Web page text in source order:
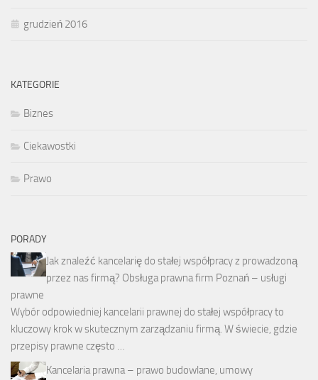
grudzień 2016
KATEGORIE
Biznes
Ciekawostki
Prawo
PORADY
Jak znaleźć kancelarię do stałej współpracy z prowadzoną
przez nas firmą? Obsługa prawna firm Poznań – usługi
prawne
Wybór odpowiedniej kancelarii prawnej do stałej współpracy to
kluczowy krok w skutecznym zarządzaniu firmą. W świecie, gdzie
przepisy prawne często …
Kancelaria prawna – prawo budowlane, umowy